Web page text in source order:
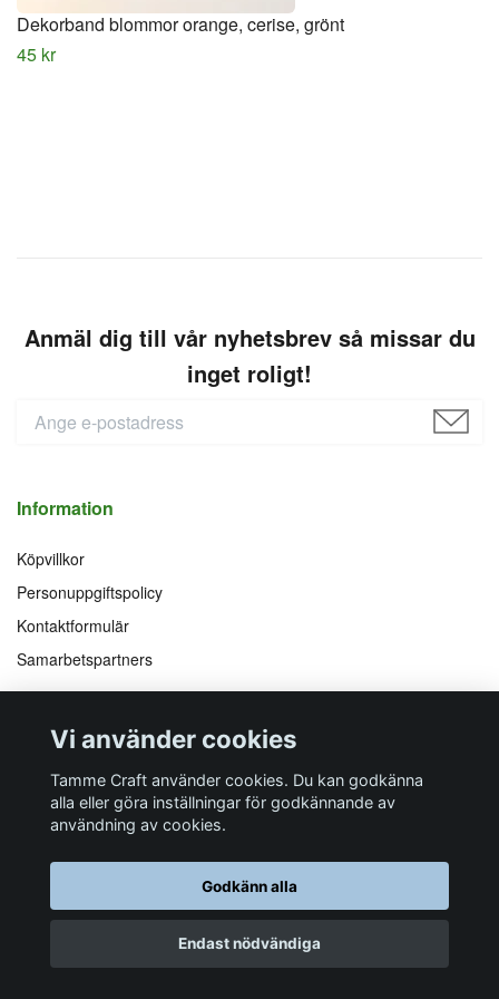
Dekorband blommor orange, cerise, grönt
45 kr
Anmäl dig till vår nyhetsbrev så missar du
inget roligt!
Information
Köpvillkor
Personuppgiftspolicy
Kontaktformulär
Samarbetspartners
Följ oss på
Facebook
Instagram
YouTube
Pinterest
Vi accepterar
Åkersberga
E-post
info@tamme.com
© 2026 Tamme CraftPowered by Quickbutik
Vi använder cookies
Tamme Craft använder cookies. Du kan godkänna
alla eller göra inställningar för godkännande av
användning av cookies.
Godkänn alla
Endast nödvändiga